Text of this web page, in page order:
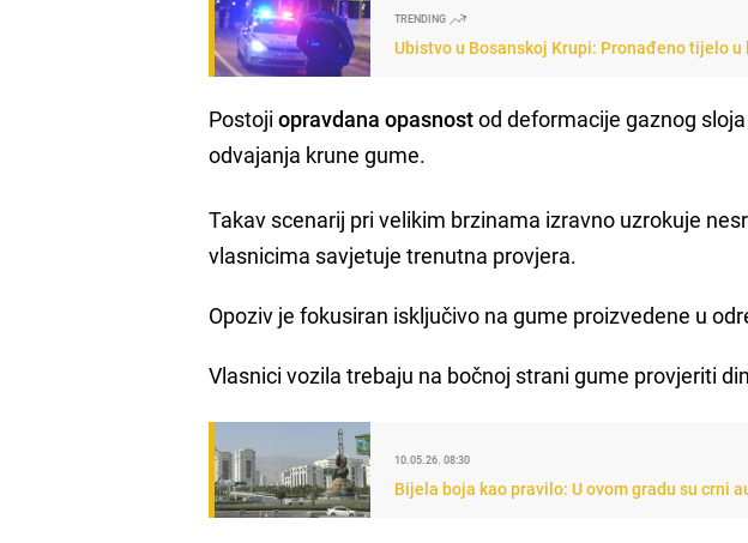
TRENDING
Ubistvo u Bosanskoj Krupi: Pronađeno tijelo
Postoji opravdana opasnostod deformacije gaznog
odvajanja krune gume.
Takav scenarij pri velikim brzinama izravno uzrokuje
vlasnicima savjetuje trenutna provjera.
Opoziv je fokusiran isključivo na gume proizvedene u
Vlasnici vozila trebaju na bočnoj strani gume provjeriti
10.05.26. 08:30
Bijela boja kao pravilo: U ovom gradu su crni